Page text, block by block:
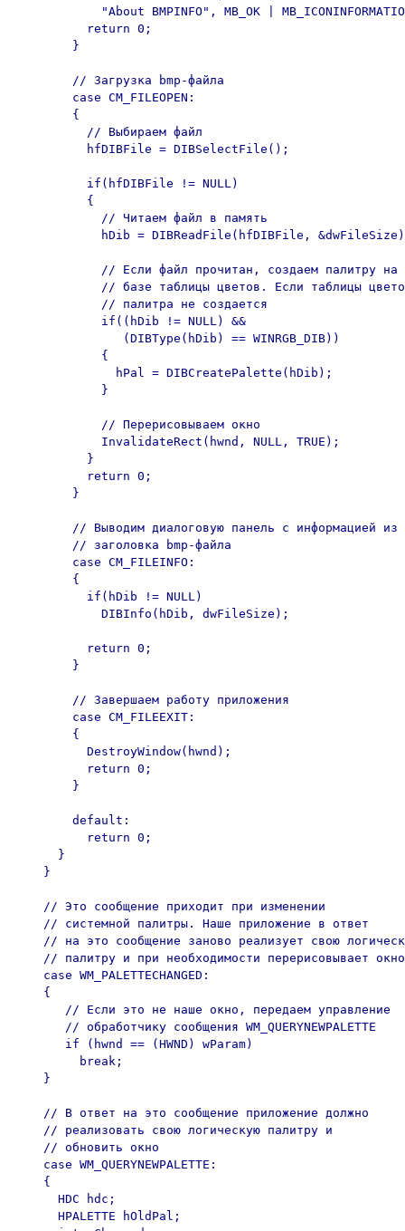
"About BMPINFO", MB_OK |
          return 0;
        }
        // Загрузка bmp-файла
        case CM_FILEOPEN:
        {
          // Выбираем файл
          hfDIBFile = DIBSelectFile();
          if(hfDIBFile != NULL)
          {
            // Читаем файл в память
hDib = DIBReadFile(hfDIBFile,
            // Если файл прочитан, создаем палитру на
// базе таблицы цветов. Если таблицы
            // палитра не создается
            if((hDib != NULL) &&
               (DIBType(hDib) == WINRGB_DIB))
            {
              hPal = DIBCreatePalette(hDib);
            }
            // Перерисовываем окно
            InvalidateRect(hwnd, NULL, TRUE);
          }
          return 0;
        }
        // Выводим диалоговую панель с информацией из
        // заголовка bmp-файла
        case CM_FILEINFO:
        {
          if(hDib != NULL)
            DIBInfo(hDib, dwFileSize);
          return 0;
        }
        // Завершаем работу приложения
        case CM_FILEEXIT:
        {
          DestroyWindow(hwnd);
          return 0;
        }
        default:
          return 0;
      }
    }
    // Это сообщение приходит при изменении
    // системной палитры. Наше приложение в ответ
// на это сообщение заново реализует свою
    // палитру и при необходимости перерисовывает окно
    case WM_PALETTECHANGED:
    {
       // Если это не наше окно, передаем управление
       // обработчику сообщения WM_QUERYNEWPALETTE
       if (hwnd == (HWND) wParam)
         break;
    }
    // В ответ на это сообщение приложение должно
    // реализовать свою логическую палитру и
    // обновить окно
    case WM_QUERYNEWPALETTE:
    {
      HDC hdc;
      HPALETTE hOldPal;